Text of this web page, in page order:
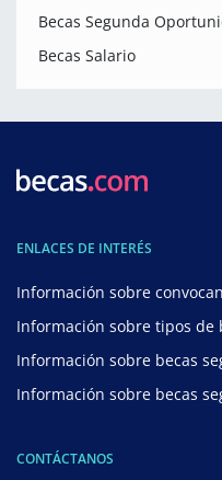
Becas Segunda
Becas Salario
ENLACES DE INTERÉS
Información sobre
Información sobre tipos de
Información sobre becas
Información sobre becas
CONTÁCTANOS